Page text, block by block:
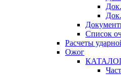
Список
Расчеты
Ожог